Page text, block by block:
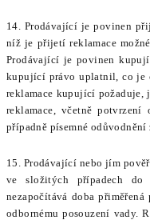
14. Prodávající je povinen
níž je přijetí reklamace
Prodávající je povinen
kupující právo uplatnil, co je
reklamace kupující
reklamace, včetně
případně písemné
15. Prodávající nebo jím
ve složitých případech
nezapočítává doba
odbornému posouzení vady.